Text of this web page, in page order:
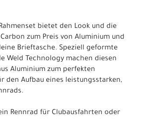
bietet den Look und die
zum Preis von Aluminium und
Brieftasche. Speziell geformte
Weld Technology machen diesen
Aluminium zum perfekten
den Aufbau eines leistungsstarken,
Rennrad für Clubausfahrten oder